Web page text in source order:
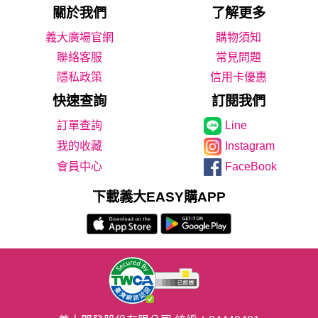
關於我們 了解更多
義大廣場官網
購物須知
聯絡客服
常見問題
隱私政策
信用卡優惠
快速查詢 訂閱我們
Line
我的收藏
Instagram
會員中心
FaceBook
下載義大EASY購APP